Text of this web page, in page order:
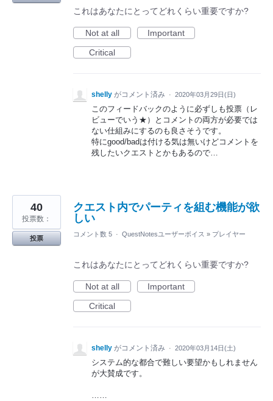
これはあなたにとってどれくらい重要ですか?
Not at all
Important
Critical
shelly がコメント済み · 2020年03月29日(日)
このフィードバックのように必ずしも投票（レ
ビューでいう★）とコメントの両方が必要では
ない仕組みにするのも良さそうです。
特にgood/badは付ける気は無いけどコメントを
残したいクエストとかもあるので…
クエスト内でパーティを組む機能が欲
しい
40
投票数：
投票
コメント数 5 · QuestNotesユーザーボイス » プレイヤー
これはあなたにとってどれくらい重要ですか?
Not at all
Important
Critical
shelly がコメント済み · 2020年03月14日(土)
システム的な都合で難しい要望かもしれません
が大賛成です。
……